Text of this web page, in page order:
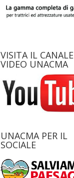
VISITA IL CANALE
VIDEO UNACMA
UNACMA PER IL
SOCIALE